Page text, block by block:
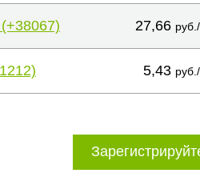
27,66
5,43